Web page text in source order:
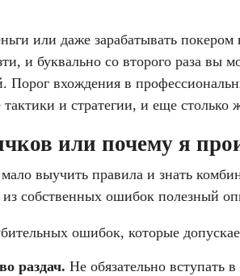
или даже зарабатывать
и буквально со второго раза вы
вхождения в
и стратегии, и еще
или почему я
выучить правила и знать
из собственных ошибок полезный
ошибок, которые
раздач. Не обязательно вступать